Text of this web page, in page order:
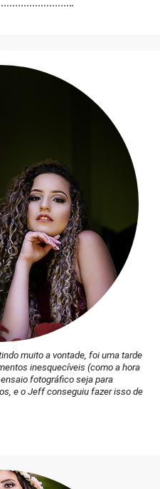
muito a vontade, foi uma tarde
inesquecíveis (como a hora
fotográfico seja para
e o Jeff conseguiu fazer isso de